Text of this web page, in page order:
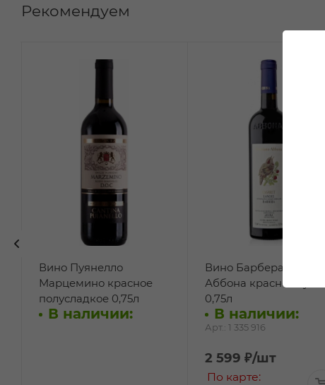
Рекомендуем
Вино Пуянелло
Марцемино красное
полусладкое 0,75л
В наличии:
Вино Барбера Казарет
Аббона красное сухое
0,75л
В наличии:
Арт.: 1 335 916
2 599 ₽/шт
По карте: